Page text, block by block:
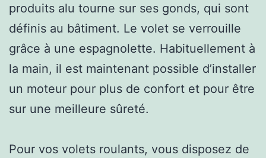
produits alu tourne sur ses gonds, qui sont
définis au bâtiment. Le volet se verrouille
grâce à une espagnolette. Habituellement à
la main, il est maintenant possible d’installer
un moteur pour plus de confort et pour être
sur une meilleure sûreté.
Pour vos volets roulants, vous disposez de